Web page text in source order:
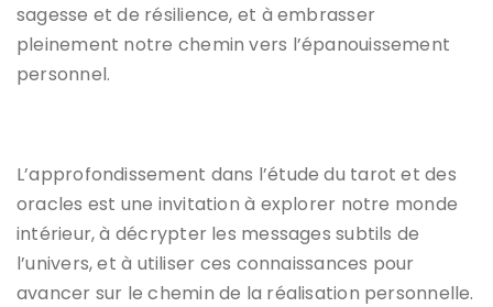
sagesse et de résilience, et à embrasser
pleinement notre chemin vers l’épanouissement
personnel.
L’approfondissement dans l’étude du tarot et des
oracles est une invitation à explorer notre monde
intérieur, à décrypter les messages subtils de
l’univers, et à utiliser ces connaissances pour
avancer sur le chemin de la réalisation personnelle.